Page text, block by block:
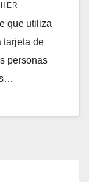
que utiliza
tarjeta de
personas